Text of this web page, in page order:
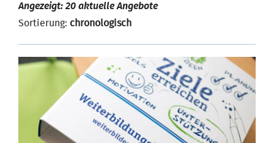
Angezeigt: 20 aktuelle Angebote
Sortierung: chronologisch